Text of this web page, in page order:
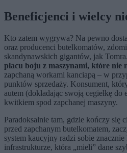
Beneficjenci i wielcy
Kto zatem wygrywa? Na pewno
oraz producenci butelkomatów,
skandynawskich gigantów, jak Tomra.
placu boju z maszynami, które nie
zapchaną workami kanciapą – w
punktów sprzedaży. Konsument,
autem (dokładając swoją cegiełkę
kwitkiem spod zapchanej maszyny.
Paradoksalnie tam, gdzie kończy się
przed zapchanym butelkomatem,
system kaucyjny radzi sobie
infrastrukturze, która „mieli” dane